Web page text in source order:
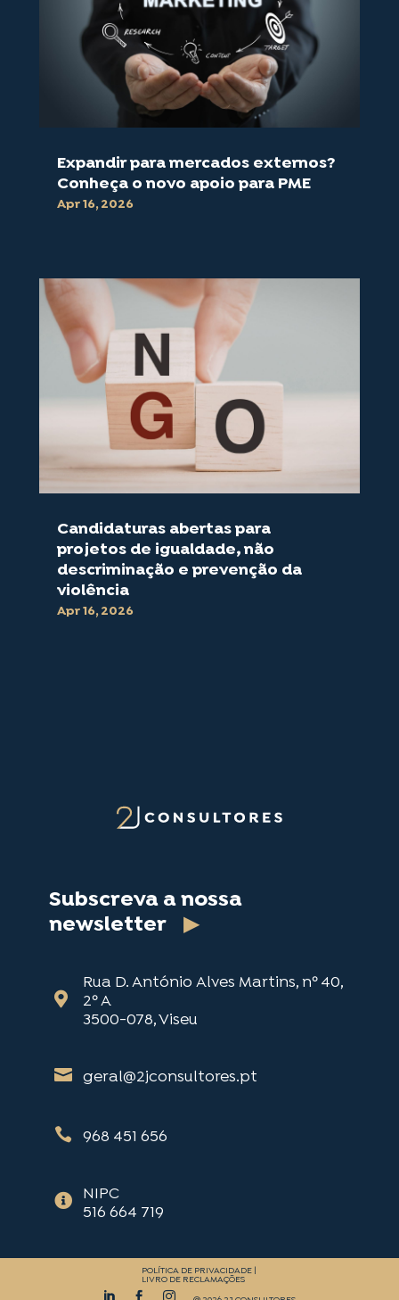
Expandir para mercados externos?
Conheça o novo apoio para PME
Apr 16, 2026
Candidaturas abertas para
projetos de igualdade, não
descriminação e prevenção da
violência
Apr 16, 2026
Subscreva a nossa
newsletter ▶

Rua D. António Alves Martins, nº 40,
2º A
3500-078, Viseu
 geral@2jconsultores.pt
 968 451 656

NIPC
516 664 719
POLÍTICA DE PRIVACIDADE |
LIVRO DE RECLAMAÇÕES
  